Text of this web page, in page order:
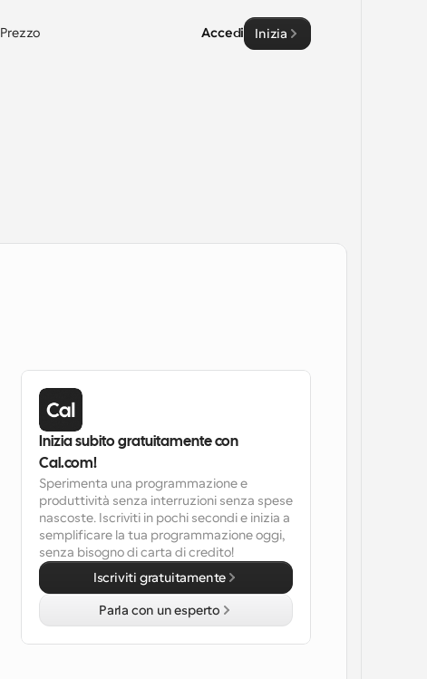
Prezzo Accedi Inizia
Inizia subito gratuitamente con
Cal.com!
Sperimenta una programmazione e
produttività senza interruzioni senza spese
nascoste. Iscriviti in pochi secondi e inizia a
semplificare la tua programmazione oggi,
senza bisogno di carta di credito!
Iscriviti gratuitamente
Parla con un esperto